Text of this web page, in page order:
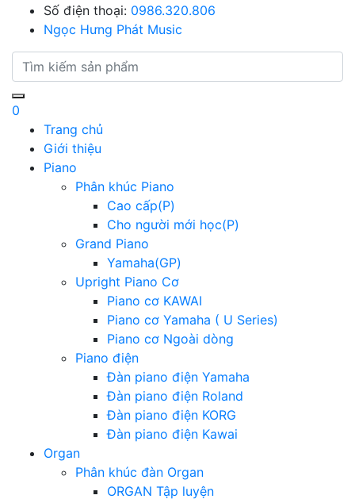
Số điện thoại: 0986.320.806
Ngọc Hưng Phát Music
0
Trang chủ
Giới thiệu
Piano
Phân khúc Piano
Cao cấp(P)
Cho người mới học(P)
Grand Piano
Yamaha(GP)
Upright Piano Cơ
Piano cơ KAWAI
Piano cơ Yamaha ( U Series)
Piano cơ Ngoài dòng
Piano điện
Đàn piano điện Yamaha
Đàn piano điện Roland
Đàn piano điện KORG
Đàn piano điện Kawai
Organ
Phân khúc đàn Organ
ORGAN Tập luyện